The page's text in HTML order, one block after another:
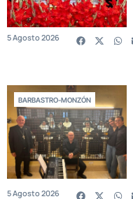
5 Agosto 2026
BARBASTRO-MONZÓN
5 Agosto 2026